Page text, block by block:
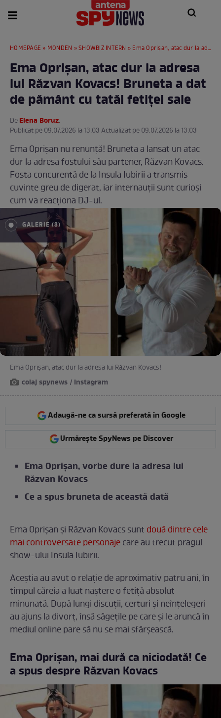
HOMEPAGE » MONDEN »SHOWBIZ INTERN » Ema Oprișan, atac dur la adresa lui Răzvan Kovacs! Bruneta a dat de pământ cu tatăl fetiței sale
Ema Oprișan, atac dur la adresa
lui Răzvan Kovacs! Bruneta a dat
de pământ cu tatăl fetiței sale
DeElena Boruz.
Publicat pe 09.07.2026 la 13:03 Actualizat pe 09.07.2026 la 13:03
Ema Oprișan nu renunță! Bruneta a lansat un atac
dur la adresa fostului său partener, Răzvan Kovacs.
Fosta concurentă de la Insula Iubirii a transmis
cuvinte greu de digerat, iar internauții sunt curioși
cum va reacționa DJ-ul.
GALERIE (3)
Ema Oprișan, atac dur la adresa lui Răzvan Kovacs!
colaj spynews / Instagram
Adaugă-ne ca sursă preferată în Google
Urmărește SpyNews pe Discover
Ema Oprișan, vorbe dure la adresa lui
Răzvan Kovacs
Ce a spus bruneta de această dată
Ema Oprișan și Răzvan Kovacs sunt două dintre cele
mai controversate personajecare au trecut pragul
show-ului Insula Iubirii.
Aceștia au avut o relație de aproximativ patru ani, în
timpul căreia a luat naștere o fetiță absolut
minunată. După lungi discuții, certuri și neînțelegeri
au ajuns la divorț, însă săgețile pe care și le aruncă în
mediul online pare să nu se mai sfârșească.
Ema Oprișan, mai dură ca niciodată! Ce
a spus despre Răzvan Kovacs